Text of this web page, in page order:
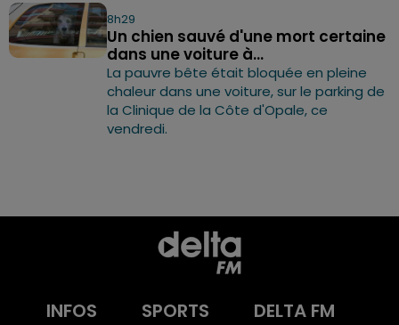
8h29
Un chien sauvé d'une mort certaine
dans une voiture à...
La pauvre bête était bloquée en pleine
chaleur dans une voiture, sur le parking de
la Clinique de la Côte d'Opale, ce
vendredi.
INFOS SPORTS
DELTA FM